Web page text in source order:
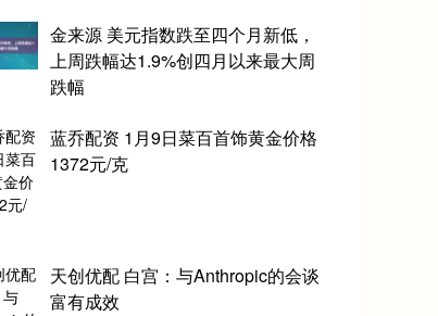
金来源 美元指数跌至四个月新低，
上周跌幅达1.9%创四月以来最大周
跌幅
蓝乔配资 1月9日菜百首饰黄金价格
1372元/克
天创优配 白宫：与Anthropic的会谈
富有成效